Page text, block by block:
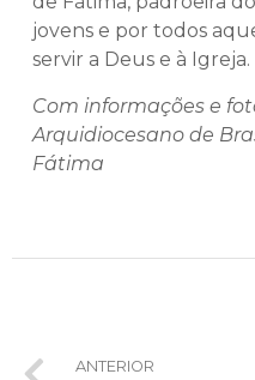
jovens e por todos
servir a Deus e à Igreja.
Com informações e
Arquidiocesano de
Fátima
ANTERIOR